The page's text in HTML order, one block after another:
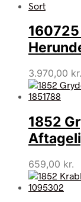
3.970,00 kr.
1852
659,00 kr.